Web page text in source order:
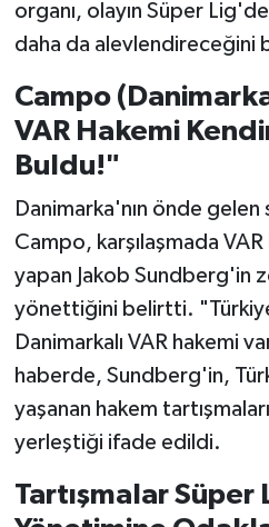
organı, olayın Süper
daha da alevlendireceğini
Campo
VAR Hakemi
Buldu!"
Danimarka'nın önde
Campo, karşılaşmada
yapan Jakob Sundberg'in
yönettiğini belirtti.
Danimarkalı VAR hakemi
haberde, Sundberg'in,
yaşanan hakem
yerleştiği ifade edildi.
Tartışmalar